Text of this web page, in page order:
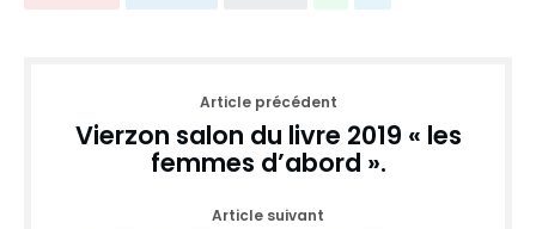
Article précédent
Vierzon salon du livre 2019 « les
femmes d’abord ».
Article suivant